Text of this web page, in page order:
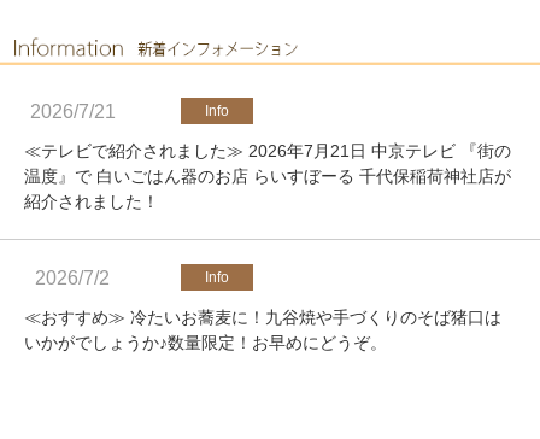
2026/7/21
≪テレビで紹介されました≫ 2026年7月21日 中京テレビ 『街の
温度』で 白いごはん器のお店 らいすぼーる 千代保稲荷神社店が
紹介されました！
2026/7/2
≪おすすめ≫ 冷たいお蕎麦に！九谷焼や手づくりのそば猪口は
いかがでしょうか♪数量限定！お早めにどうぞ。